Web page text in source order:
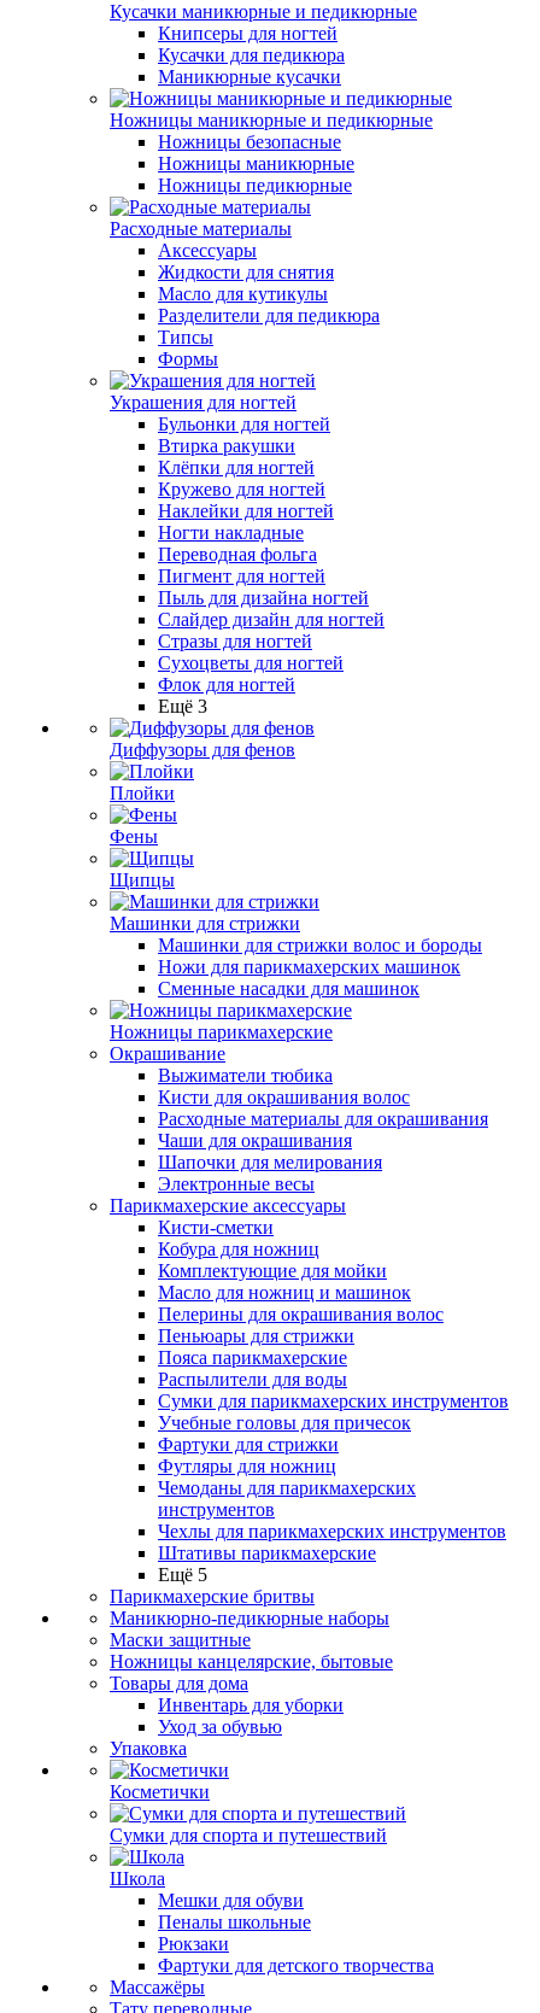
Кусачки маникюрные и педикюрные
Книпсеры для ногтей
Кусачки для педикюра
Маникюрные кусачки
Ножницы маникюрные и педикюрные
Ножницы безопасные
Ножницы маникюрные
Ножницы педикюрные
Расходные материалы
Аксессуары
Жидкости для снятия
Масло для кутикулы
Разделители для педикюра
Типсы
Формы
Украшения для ногтей
Бульонки для ногтей
Втирка ракушки
Клёпки для ногтей
Кружево для ногтей
Наклейки для ногтей
Ногти накладные
Переводная фольга
Пигмент для ногтей
Пыль для дизайна ногтей
Слайдер дизайн для ногтей
Стразы для ногтей
Сухоцветы для ногтей
Флок для ногтей
Ещё 3
Диффузоры для фенов
Плойки
Фены
Щипцы
Машинки для стрижки
Машинки для стрижки волос и бороды
Ножи для парикмахерских машинок
Сменные насадки для машинок
Ножницы парикмахерские
Окрашивание
Выжиматели тюбика
Кисти для окрашивания волос
Расходные материалы для окрашивания
Чаши для окрашивания
Шапочки для мелирования
Электронные весы
Парикмахерские аксессуары
Кисти-сметки
Кобура для ножниц
Комплектующие для мойки
Масло для ножниц и машинок
Пелерины для окрашивания волос
Пеньюары для стрижки
Пояса парикмахерские
Распылители для воды
Сумки для парикмахерских инструментов
Учебные головы для причесок
Фартуки для стрижки
Футляры для ножниц
Чемоданы для парикмахерских
инструментов
Чехлы для парикмахерских инструментов
Штативы парикмахерские
Ещё 5
Парикмахерские бритвы
Маникюрно-педикюрные наборы
Маски защитные
Ножницы канцелярские, бытовые
Товары для дома
Инвентарь для уборки
Уход за обувью
Упаковка
Косметички
Сумки для спорта и путешествий
Школа
Мешки для обуви
Пеналы школьные
Рюкзаки
Фартуки для детского творчества
Массажёры
Тату переводные